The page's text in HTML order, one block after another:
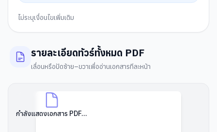
ไม่ระบุเงื่อนไขเพิ่มเติม
รายละเอียดทัวร์ทั้งหมด PDF
เลื่อนหรือปัดซ้าย–ขวาเพื่ออ่านเอกสารทีละหน้า
กำลังแสดงเอกสาร PDF...